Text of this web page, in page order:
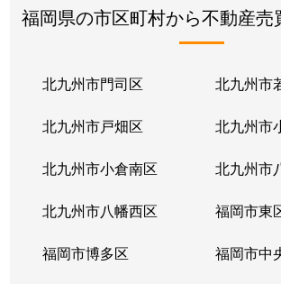
福岡県の市区町村から不動産売
北九州市門司区 北九州市
北九州市戸畑区 北九州市
北九州市小倉南区 北九州市
北九州市八幡西区 福岡市東
福岡市博多区 福岡市中